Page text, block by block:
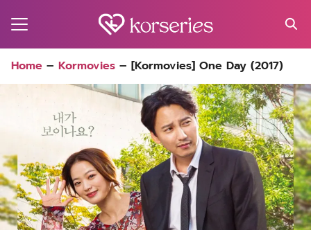
for:
Home – Kormovies – [Kormovies] One Day (2017)